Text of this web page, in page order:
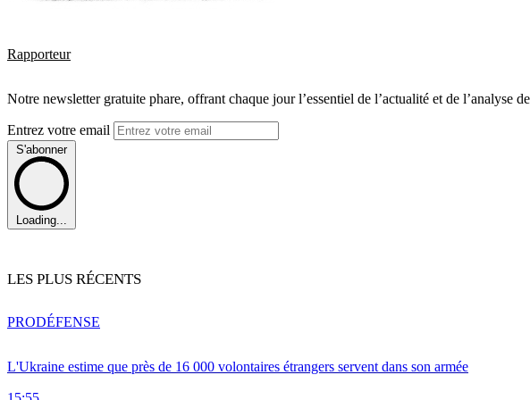
Rapporteur
Notre newsletter gratuite phare, offrant chaque jour l’essentiel de l’actualité et de l’analyse
Entrez votre email
S'abonner
Loading...
LES PLUS RÉCENTS
L'Ukraine estime que près de 16 000 volontaires étrangers servent dans son armée
PRODÉFENSE